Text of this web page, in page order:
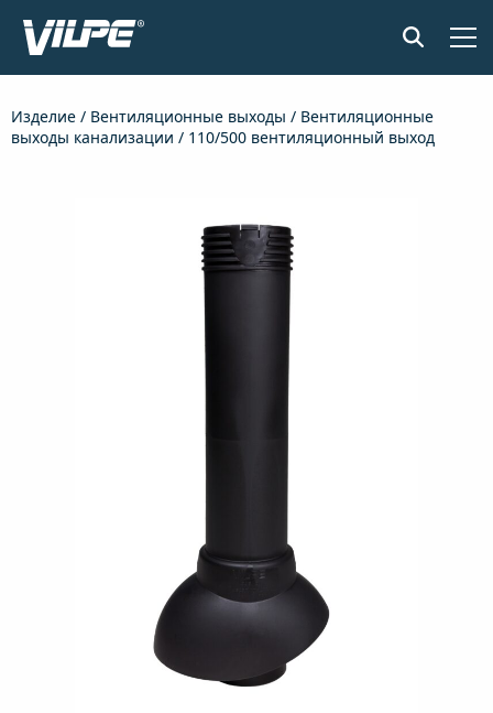
ПРИМЕНЕНИЕ
ДОКУМЕНТЫ И МАТЕРИАЛЫ
Изделие / Вентиляционные выходы / Вентиляционные
выходы канализации / 110/500 вентиляционный выход